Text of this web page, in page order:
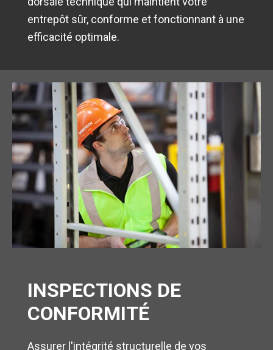
entrepôt sûr, conforme et fonctionnant à une
efficacité optimale.
INSPECTIONS DE
CONFORMITÉ
Assurer l'intégrité structurelle de vos